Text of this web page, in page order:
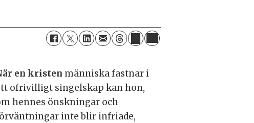
en kristen människa fastnar i
ofrivilligt singelskap kan hon,
hennes önskningar och
inte blir infriade,